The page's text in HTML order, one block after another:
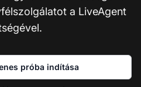
a LiveAgent
próba indítása